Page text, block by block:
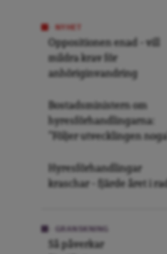
NYHET
Oppositionen enad – vill
mildra krav för
anhöriginvandring
Bostadsministern om
hyresförhandlingarna:
”Följer utvecklingen noga”
Hyresförhandlingar
kraschar – fjärde året i rad
Så påverkar